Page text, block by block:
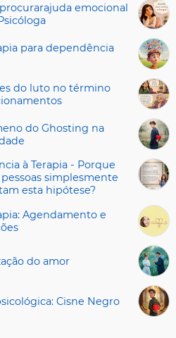
emocional
para dependência
do luto no término
do Ghosting na
à Terapia - Porque
simplesmente
esta hipótese?
Agendamento e
do amor
Cisne Negro